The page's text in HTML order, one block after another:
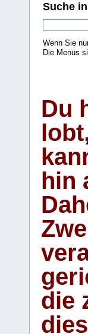
Suche
Wenn Sie
Die Menüs
Du
hin
die